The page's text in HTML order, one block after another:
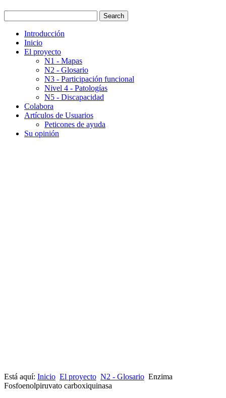
Introducción
Inicio
El proyecto
N1 - Mapas
N2 - Glosario
N3 - Participación funcional
Nivel 4 - Patologías
N5 - Discapacidad
Colabora
Artículos de Usuarios
Peticones de ayuda
Su opinión
Está aquí: Inicio El proyecto N2 - Glosario Enzima
Fosfoenolpiruvato carboxiquinasa